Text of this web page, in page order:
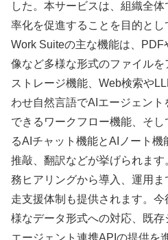
した。本サービスは、組織全
率化を促進することを目的とし
Work Suiteの主な機能は、
像など多様な形式のファイル
ストレージ機能、Web検索や
わせ自然言語でAIエージェン
できるワークフロー機能、そ
るAIチャット機能とAIノート機
推敲、翻訳などが挙げられま
務ヒアリングから導入、運用
走支援体制も提供されます。
様なデータ形式への対応、既存
エージェント連携APIの提供を